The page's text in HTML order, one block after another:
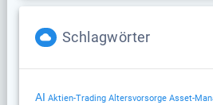
Schlagwörter
AI Aktien-Trading Altersvorsorge Asset-